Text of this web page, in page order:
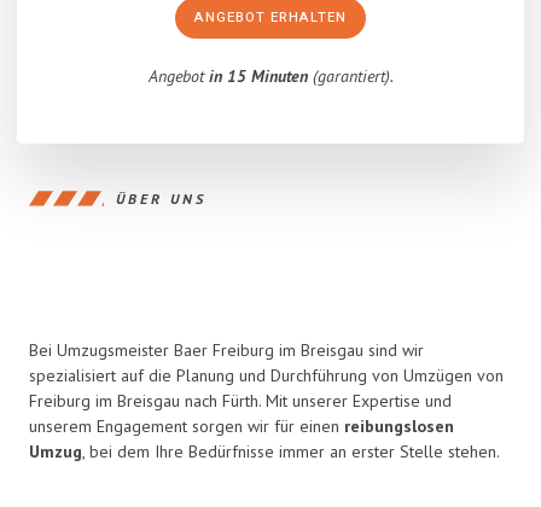
ANGEBOT ERHALTEN
Angebotin 15 Minuten(garantiert).
ÜBER UNS
Bei Umzugsmeister Baer Freiburg im Breisgau sind wir
spezialisiert auf die Planung und Durchführung von Umzügen von
Freiburg im Breisgau nach Fürth. Mit unserer Expertise und
unserem Engagement sorgen wir für einen reibungslosen
Umzug, bei dem Ihre Bedürfnisse immer an erster Stelle stehen.